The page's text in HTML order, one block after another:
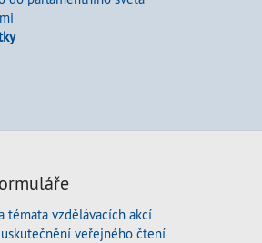
témata vzdělávacích akcí
veřejného čtení